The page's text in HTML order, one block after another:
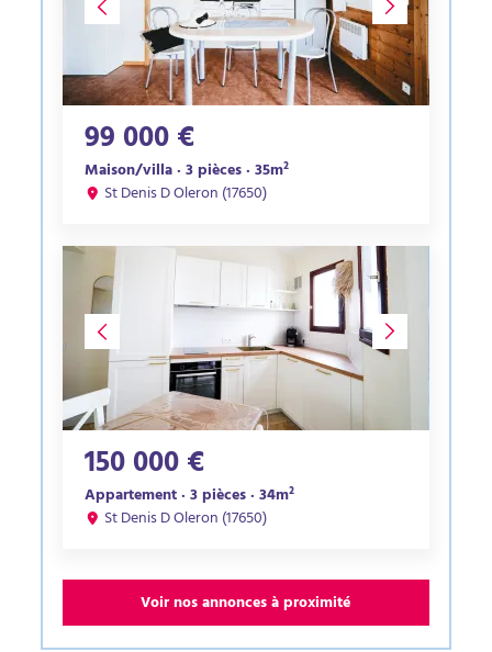
99 000 €
Maison/villa · 3 pièces · 35m²
St Denis D Oleron (17650)
150 000 €
Appartement · 3 pièces · 34m²
St Denis D Oleron (17650)
Voir nos annonces à proximité